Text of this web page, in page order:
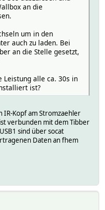
fc0_07_startsAt
fc0_07_tax
fc0_07_total
fc0_08_startsAt
fc0_08_total
fc0_09_energy
an die
um in den
auch zu laden. Bei
an die Stelle gesetzt,
Leistung alle ca. 30s in
ist?
IR-Kopf am Stromzaehler
verbunden mit dem Tibber
sind über socat
Daten an fhem